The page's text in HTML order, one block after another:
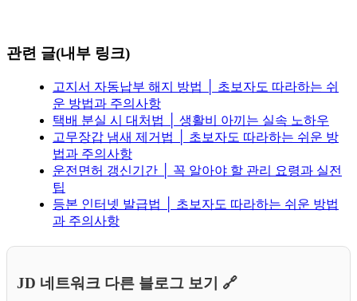
관련 글(내부 링크)
고지서 자동납부 해지 방법 │ 초보자도 따라하는 쉬
운 방법과 주의사항
택배 분실 시 대처법 │ 생활비 아끼는 실속 노하우
고무장갑 냄새 제거법 │ 초보자도 따라하는 쉬운 방
법과 주의사항
운전면허 갱신기간 │ 꼭 알아야 할 관리 요령과 실전
팁
등본 인터넷 발급법 │ 초보자도 따라하는 쉬운 방법
과 주의사항
JD 네트워크 다른 블로그 보기 🔗